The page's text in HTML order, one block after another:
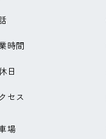
時間
日
セス
場